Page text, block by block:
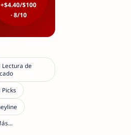
+$4.40/$100
· 8/10